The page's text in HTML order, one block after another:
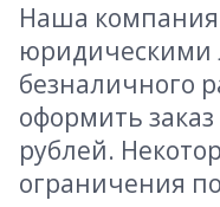
Наша компания
юридическими
безналичного
оформить
рублей.
ограничения